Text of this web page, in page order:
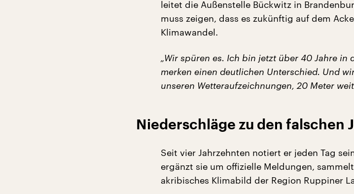
leitet die Außenstelle Bückwitz in
muss zeigen, dass es zukünftig auf dem
Klimawandel.
„Wir spüren es. Ich bin jetzt über 40 Jahre in
merken einen deutlichen Unterschied. Und
unseren Wetteraufzeichnungen, 20 Meter
Niederschläge zu den falschen
Seit vier Jahrzehnten notiert er jeden Tag
ergänzt sie um offizielle Meldungen,
akribisches Klimabild der Region Ruppiner